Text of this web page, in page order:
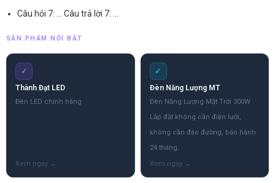
Câu hỏi 7: … Câu trả lời 7: …
SẢN PHẨM NỔI BẬT
✓
Thành Đạt LED
Đèn LED chính hãng
✓
Đèn Năng Lượng MT
Đèn Năng Lượng Mặt Trời 300W
Lắp đặt không cần điện lưới,
không cần đào đường, bảo hành
24 tháng.